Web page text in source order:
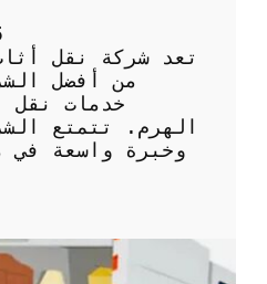
تعد شركة نقل
من أفضل
خدمات نقل
الهرم. تتمتع
وخبرة واسعة في